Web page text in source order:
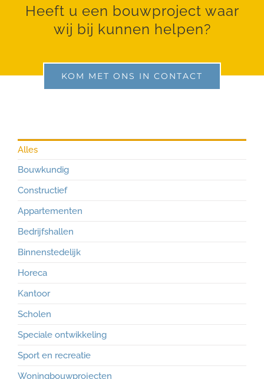
Heeft u een bouwproject waar
wij bij kunnen helpen?
KOM MET ONS IN CONTACT
Alles
Bouwkundig
Constructief
Appartementen
Bedrijfshallen
Binnenstedelijk
Horeca
Kantoor
Scholen
Speciale ontwikkeling
Sport en recreatie
Woningbouwprojecten